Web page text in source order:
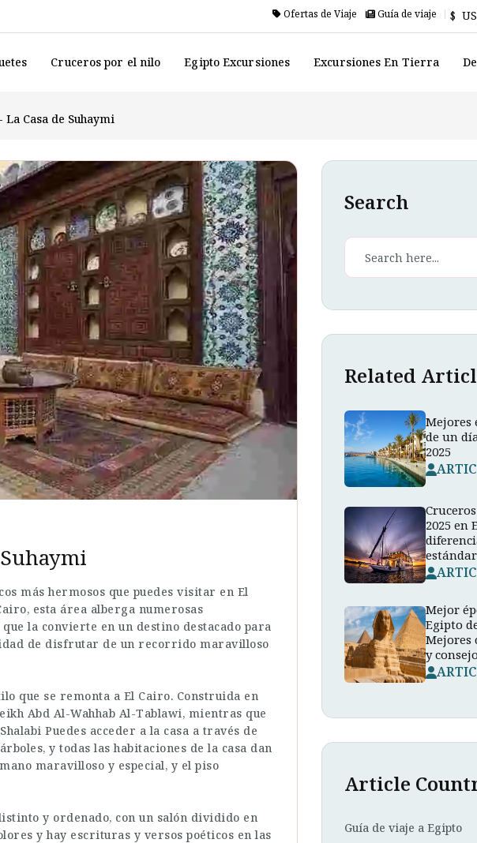
Ofertas de Viaje Guía de viaje $
Cruceros por el nilo Egipto Excursiones Excursiones En Tierra
Casa de Suhaymi
más hermosos que puedes visitar en El
esta área alberga numerosas
la convierte en un destino destacado para
de disfrutar de un recorrido maravilloso
que se remonta a El Cairo. Construida en
Abd Al-Wahhab Al-Tablawi, mientras que
Puedes acceder a la casa a través de
y todas las habitaciones de la casa dan
maravilloso y especial, y el piso
y ordenado, con un salón dividido en
y hay escrituras y versos poéticos en las
Search
Related
Mejores
de un
2025
2025 en
estándar
Mejor
Egipto
Mejores
y
Article
Guía de viaje a Egipto